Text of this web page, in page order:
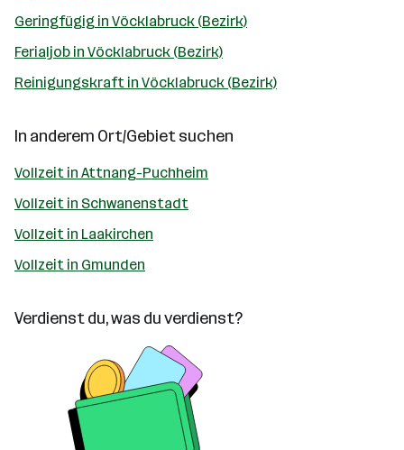
Geringfügig in Vöcklabruck (Bezirk)
Ferialjob in Vöcklabruck (Bezirk)
Reinigungskraft in Vöcklabruck (Bezirk)
In anderem Ort/Gebiet suchen
Vollzeit in Attnang-Puchheim
Vollzeit in Schwanenstadt
Vollzeit in Laakirchen
Vollzeit in Gmunden
Verdienst du, was du verdienst?